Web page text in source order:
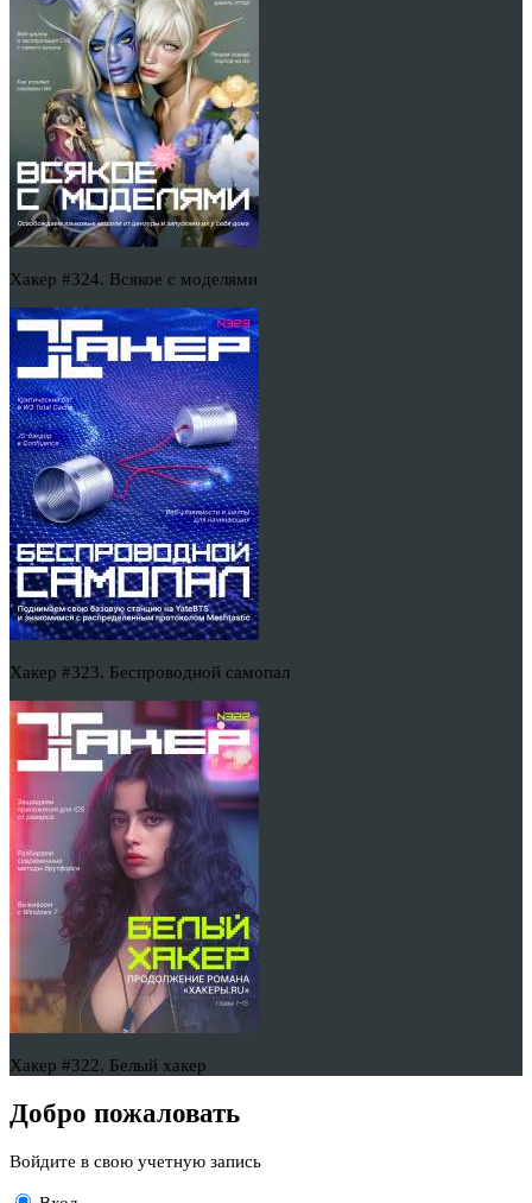
Хакер #324. Всякое с моделями
Хакер #323. Беспроводной самопал
Хакер #322. Белый хакер
Добро пожаловать
Войдите в свою учетную запись